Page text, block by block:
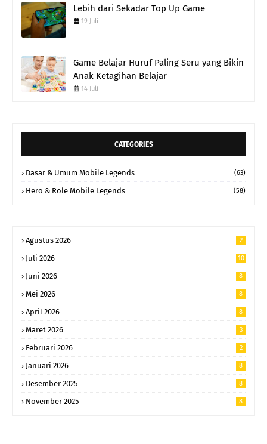
Lebih dari Sekadar Top Up Game
19 Juli
Game Belajar Huruf Paling Seru yang Bikin
Anak Ketagihan Belajar
14 Juli
CATEGORIES
Dasar & Umum Mobile Legends (63)
Hero & Role Mobile Legends (58)
Agustus 2026 2
Juli 2026 10
Juni 2026 8
Mei 2026 8
April 2026 8
Maret 2026 3
Februari 2026 2
Januari 2026 8
Desember 2025 8
November 2025 8